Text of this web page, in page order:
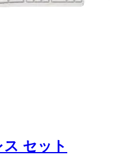
セット